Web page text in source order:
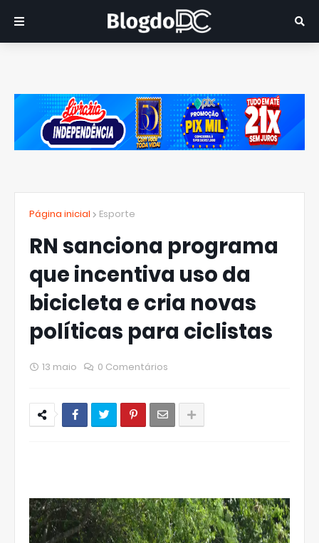
Página inicial Esporte
RN sanciona programa
que incentiva uso da
bicicleta e cria novas
políticas para ciclistas
13 maio 0 Comentários